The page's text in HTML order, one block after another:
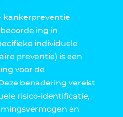
kankerpreventie
in
individuele
preventie) is een
voor de
benadering vereist
risico-identificatie,
en